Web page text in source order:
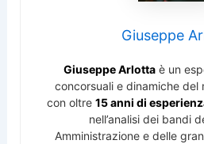
Giuseppe
Giuseppe Arlottaè un
concorsuali e dinamiche del
con oltre 15 anni di
nell’analisi dei bandi
Amministrazione e delle